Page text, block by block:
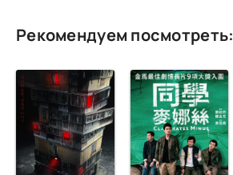
Рекомендуем посмотреть: